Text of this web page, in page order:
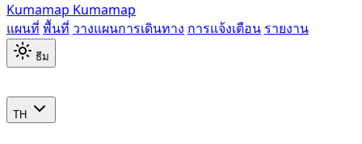
Kumamap Kumamap
แผนที่ พื้นที่ วางแผนการเดินทาง การแจ้งเตือน รายงาน
ธีม
TH